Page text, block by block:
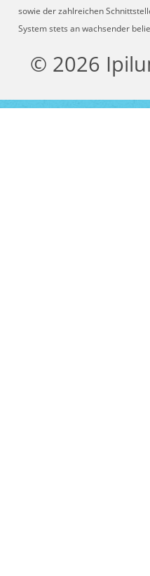
sowie der zahlreichen
System stets an wachsender
© 2026